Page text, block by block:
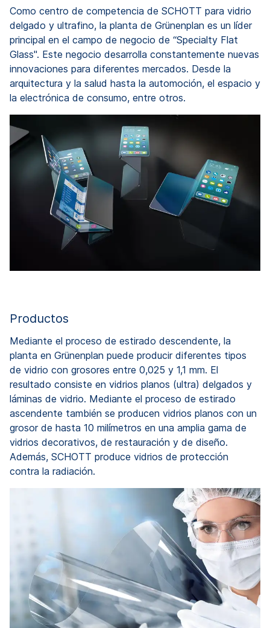
Como centro de competencia de SCHOTT para vidrio
delgado y ultrafino, la planta de Grünenplan es un líder
principal en el campo de negocio de “Specialty Flat
Glass". Este negocio desarrolla constantemente nuevas
innovaciones para diferentes mercados. Desde la
arquitectura y la salud hasta la automoción, el espacio y
la electrónica de consumo, entre otros.
Productos
Mediante el proceso de estirado descendente, la
planta en Grünenplan puede producir diferentes tipos
de vidrio con grosores entre 0,025 y 1,1 mm. El
resultado consiste en vidrios planos (ultra) delgados y
láminas de vidrio. Mediante el proceso de estirado
ascendente también se producen vidrios planos con un
grosor de hasta 10 milímetros en una amplia gama de
vidrios decorativos, de restauración y de diseño.
Además, SCHOTT produce vidrios de protección
contra la radiación.